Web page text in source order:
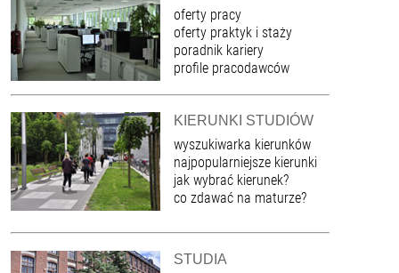
oferty pracy
oferty praktyk i staży
poradnik kariery
profile pracodawców
KIERUNKI STUDIÓW
wyszukiwarka kierunków
najpopularniejsze kierunki
jak wybrać kierunek?
co zdawać na maturze?
STUDIA